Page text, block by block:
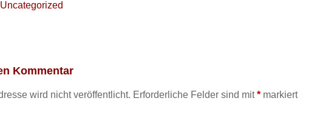
Uncategorized
Kommentar
wird nicht veröffentlicht. Erforderliche Felder sind mit* markiert